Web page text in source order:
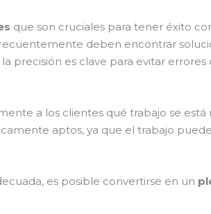
que son cruciales para tener éxito
deben encontrar
precisión es clave para evitar
a los clientes qué trabajo se está
aptos, ya que el trabajo
es posible convertirse en un